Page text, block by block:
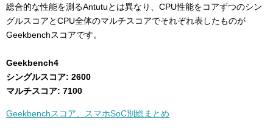
総合的な性能を測るAntutuとは異なり、CPU性能をコアずつのシン
グルスコアとCPU全体のマルチスコアでそれぞれ表したものが
Geekbenchスコアです。
Geekbench4
シングルスコア: 2600
マルチスコア: 7100
Geekbenchスコア、スマホSoC別総まとめ